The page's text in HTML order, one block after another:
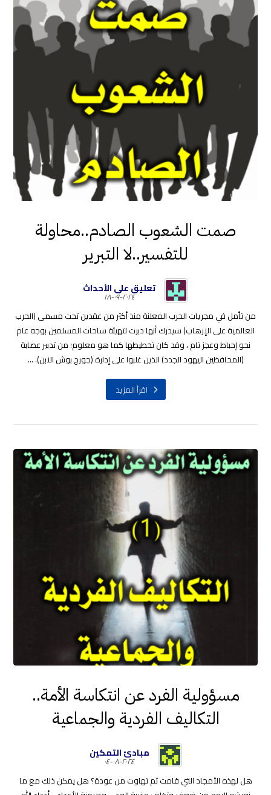
صمت الشعوب الصادم..محاولة
للتفسير..لا التبرير
تعليق على الأحداث
٢٠٢٤-٠٩-١٨
من تأمل في مجريات الحرب المعلنة منذ أكثر من عقدين تحت مسمى (الحرب
العالمية على الإرهاب) سيدرك أنها دبرت لتهيئة ساحات المسلمين بوجه عام
نحو إحباط وعجز تام ، وقد كان تخطيطها كما هو معلوم؛ من تدبير عصابة
(المحافظين اليهود الجدد) الذين غلبوا على إدارة (جورج بوش الابن). ...
اقرأ المزيد
مسؤولية الفرد عن انتكاسة الأمة..
التكاليف الفردية والجماعية
مبادئ التمكين
٢٠٢٤-٠٨-٠٤
هل لهذه الأمجاد التي قامت ثم تهاوت من عودة؟ هل يمكن ذلك مع ما